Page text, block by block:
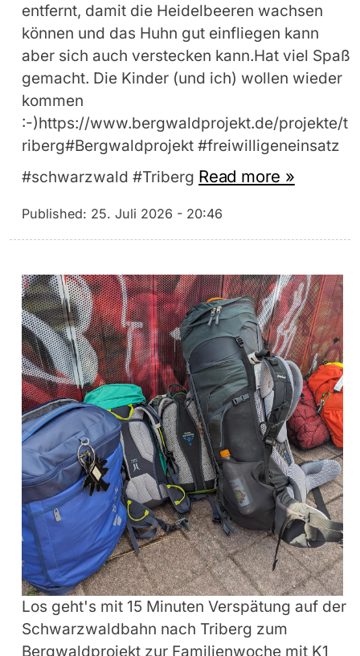
entfernt, damit die Heidelbeeren wachsen
können und das Huhn gut einfliegen kann
aber sich auch verstecken kann.Hat viel Spaß
gemacht. Die Kinder (und ich) wollen wieder
kommen
:-)https://www.bergwaldprojekt.de/projekte/t
riberg#Bergwaldprojekt #freiwilligeneinsatz
#schwarzwald #Triberg Read more »
Published: 25. Juli 2026 - 20:46
Los geht's mit 15 Minuten Verspätung auf der
Schwarzwaldbahn nach Triberg zum
Bergwaldprojekt zur Familienwoche mit K1